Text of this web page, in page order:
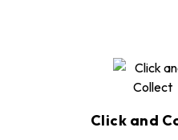
Click and